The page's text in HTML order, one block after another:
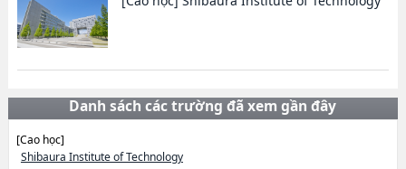
Danh sách các trường đã xem gần đây
[Cao học]
Shibaura Institute of Technology